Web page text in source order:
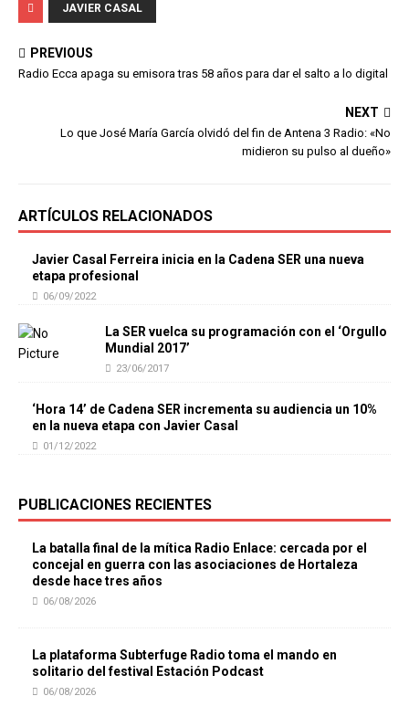
JAVIER CASAL
PREVIOUS
Radio Ecca apaga su emisora tras 58 años para dar el salto a lo digital
NEXT
Lo que José María García olvidó del fin de Antena 3 Radio: «No
midieron su pulso al dueño»
ARTÍCULOS RELACIONADOS
Javier Casal Ferreira inicia en la Cadena SER una nueva
etapa profesional
06/09/2022
La SER vuelca su programación con el ‘Orgullo
Mundial 2017’
23/06/2017
‘Hora 14’ de Cadena SER incrementa su audiencia un 10%
en la nueva etapa con Javier Casal
01/12/2022
PUBLICACIONES RECIENTES
La batalla final de la mítica Radio Enlace: cercada por el
concejal en guerra con las asociaciones de Hortaleza
desde hace tres años
06/08/2026
La plataforma Subterfuge Radio toma el mando en
solitario del festival Estación Podcast
06/08/2026